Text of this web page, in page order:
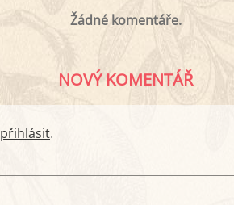
Žádné komentáře.
NOVÝ KOMENTÁŘ
přihlásit.